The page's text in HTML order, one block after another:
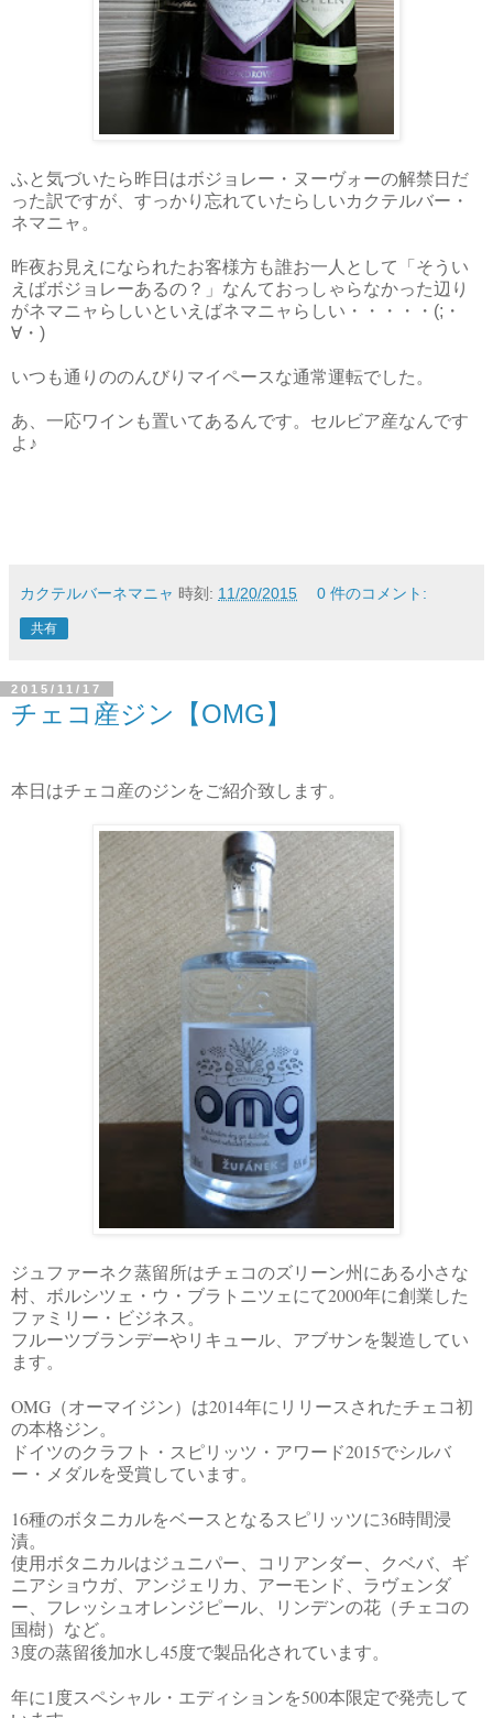
ふと気づいたら昨日はボジョレー・ヌーヴォーの解禁日だ
った訳ですが、すっかり忘れていたらしいカクテルバー・
ネマニャ。
昨夜お見えになられたお客様方も誰お一人として「そうい
えばボジョレーあるの？」なんておっしゃらなかった辺り
がネマニャらしいといえばネマニャらしい・・・・・(;・
∀・)
いつも通りののんびりマイペースな通常運転でした。
あ、一応ワインも置いてあるんです。セルビア産なんです
よ♪
カクテルバーネマニャ 時刻: 11/20/2015 0 件のコメント:
共有
2015/11/17
チェコ産ジン【OMG】
本日はチェコ産のジンをご紹介致します。
ジュファーネク蒸留所はチェコのズリーン州にある小さな
村、ボルシツェ・ウ・ブラトニツェにて2000年に創業した
ファミリー・ビジネス。
フルーツブランデーやリキュール、アブサンを製造してい
ます。
OMG （オーマイジン）は2014年にリリースされたチェコ初
の本格ジン。
ドイツのクラフト・スピリッツ・アワード2015でシルバ
ー・メダルを受賞しています。
16種のボタニカルをベースとなるスピリッツに36時間浸
漬。
使用ボタニカルはジュニパー、コリアンダー、クベバ、ギ
ニアショウガ、アンジェリカ、アーモンド、ラヴェンダ
ー、フレッシュオレンジピール、リンデンの花（チェコの
国樹）など。
3度の蒸留後加水し45度で製品化されています。
年に 1 度スペシャル・エディションを500本限定で発売して